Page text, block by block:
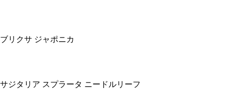
ブリクサ ジャポニカ
サジタリア スプラータ ニードルリーフ